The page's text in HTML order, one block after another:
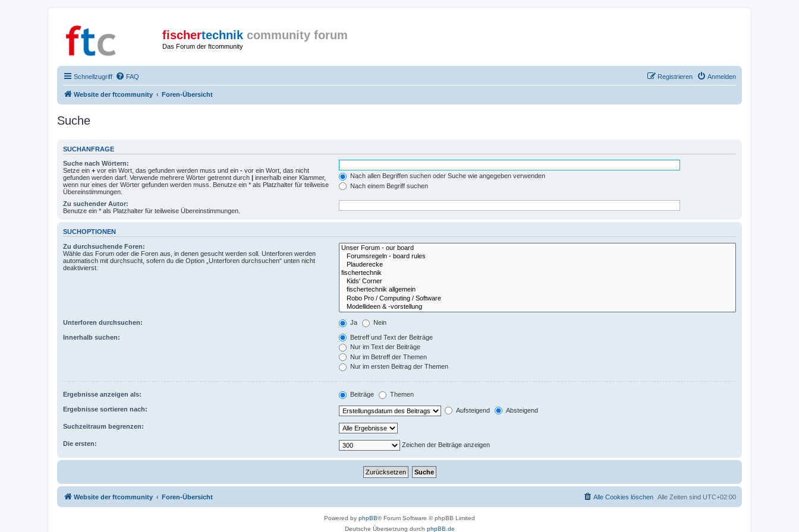
fischertechnik community forum
Das Forum der ftcommunity
Schnellzugriff FAQ Anmelden
Registrieren
Website der ftcommunity Foren-Übersicht
Suche
SUCHANFRAGE
Suche nach Wörtern:
Setze ein + vor ein Wort, das gefunden werden muss und ein - vor ein Wort, das nicht
gefunden werden darf. Verwende mehrere Wörter getrennt durch | innerhalb einer Klammer,
wenn nur eines der Wörter gefunden werden muss. Benutze ein * als Platzhalter für teilweise
Übereinstimmungen.
Nach allen Begriffen suchen oder Suche wie angegeben verwenden
Nach einem Begriff suchen
Zu suchender Autor:
Benutze ein * als Platzhalter für teilweise Übereinstimmungen.
SUCHOPTIONEN
Zu durchsuchende Foren:
Wähle das Forum oder die Foren aus, in denen gesucht werden soll. Unterforen werden
automatisch mit durchsucht, sofern du die Option „Unterforen durchsuchen“ unten nicht
deaktivierst.
Unterforen durchsuchen: Ja Nein
Innerhalb suchen:
Betreff und Text der Beiträge
Nur im Text der Beiträge
Nur im Betreff der Themen
Nur im ersten Beitrag der Themen
Ergebnisse anzeigen als: Beiträge Themen
Ergebnisse sortieren nach: Aufsteigend Absteigend
Suchzeitraum begrenzen:
Die ersten: Zeichen der Beiträge anzeigen
Website der ftcommunity Foren-Übersicht Alle Zeiten sind UTC+02:00
Alle Cookies löschen
Powered by phpBB® Forum Software © phpBB Limited
Deutsche Übersetzung durch phpBB.de